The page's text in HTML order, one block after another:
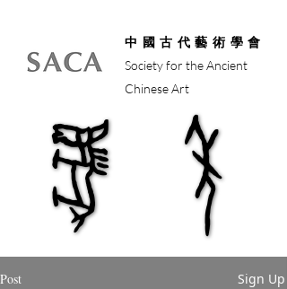
中國古代藝術學會
Society for the Ancient
Chinese Art
馬年
馬年
Post Sign Up